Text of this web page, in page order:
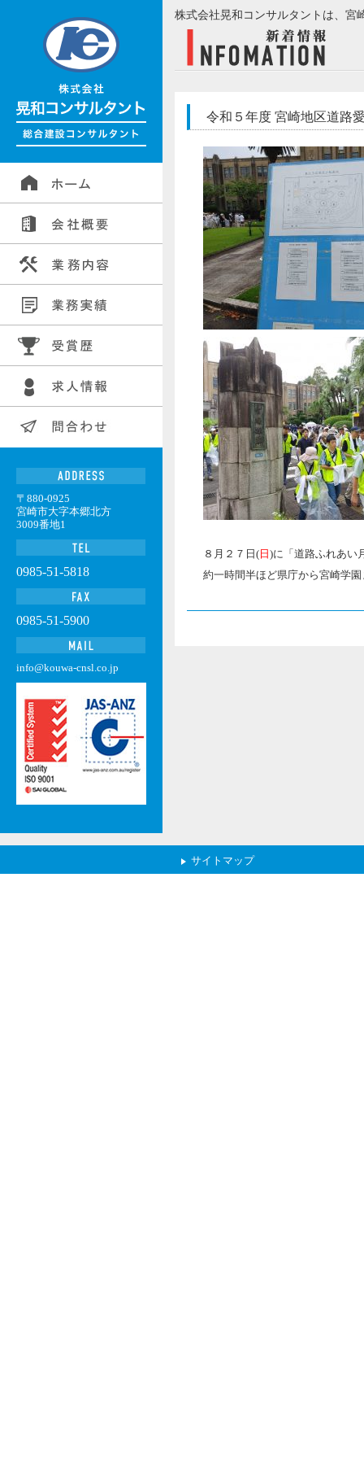
株式会社晃和コンサルタントは、宮
令和５年度 宮崎地区道路
８月２７日( 日 )に「道路ふれあい
約一時間半ほど県庁から宮崎学
〒880-0925
宮崎市大字本郷北方
3009番地1
0985-51-5818
0985-51-5900
info@kouwa-cnsl.co.jp
サイトマップ